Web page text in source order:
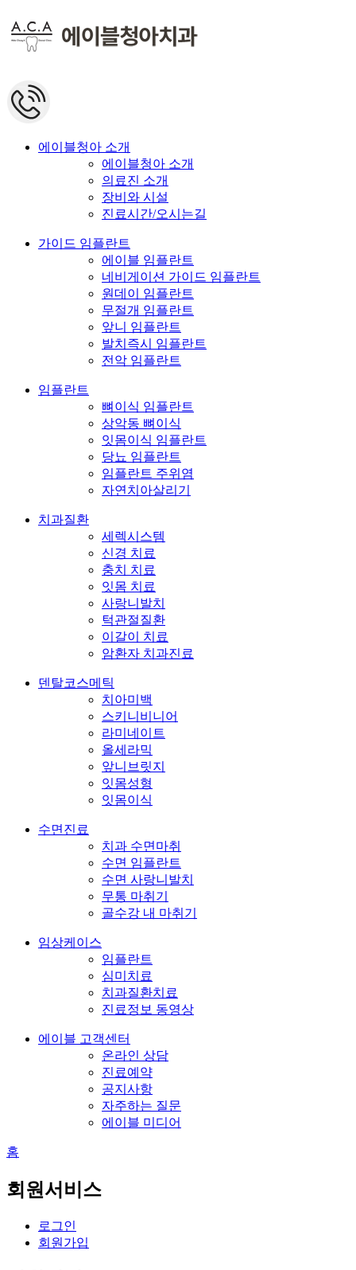
에이블청아 소개
에이블청아 소개
의료진 소개
장비와 시설
진료시간/오시는길
가이드 임플란트
에이블 임플란트
네비게이션 가이드 임플란트
원데이 임플란트
무절개 임플란트
앞니 임플란트
발치즉시 임플란트
전악 임플란트
임플란트
뼈이식 임플란트
상악동 뼈이식
잇몸이식 임플란트
당뇨 임플란트
임플란트 주위염
자연치아살리기
치과질환
세렉시스템
신경 치료
충치 치료
잇몸 치료
사랑니발치
턱관절질환
이갈이 치료
암환자 치과진료
덴탈코스메틱
치아미백
스키니비니어
라미네이트
올세라믹
앞니브릿지
잇몸성형
잇몸이식
수면진료
치과 수면마취
수면 임플란트
수면 사랑니발치
무통 마취기
골수강 내 마취기
임상케이스
임플란트
심미치료
치과질환치료
진료정보 동영상
에이블 고객센터
온라인 상담
진료예약
공지사항
자주하는 질문
에이블 미디어
홈
회원서비스
로그인
회원가입